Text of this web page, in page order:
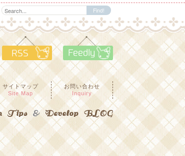
RSS Feedly
サイトマップ
Site Map
お問い合わせ
Inquiry
Tips & Develop BLOG